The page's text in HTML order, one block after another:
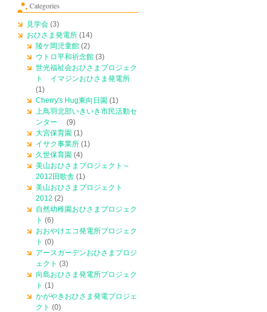
Categories
見学会 (3)
おひさま発電所 (14)
陵ケ岡児童館 (2)
ウトロ平和祈念館 (3)
世光福祉会おひさまプロジェク
ト イマジンおひさま発電所
(1)
Cherry's Hug東向日園 (1)
上鳥羽北部いきいき市民活動セ
ンター
(9)
大宮保育園 (1)
イサク事業所 (1)
久世保育園 (4)
美山おひさまプロジェクト～
2012田歌舎 (1)
美山おひさまプロジェクト
2012 (2)
自然幼稚園おひさまプロジェク
ト (6)
おおやけエコ発電所プロジェク
ト (0)
アースガーデンおひさまプロジ
ェクト (3)
向島おひさま発電所プロジェク
ト (1)
かがやきおひさま発電プロジェ
クト (0)